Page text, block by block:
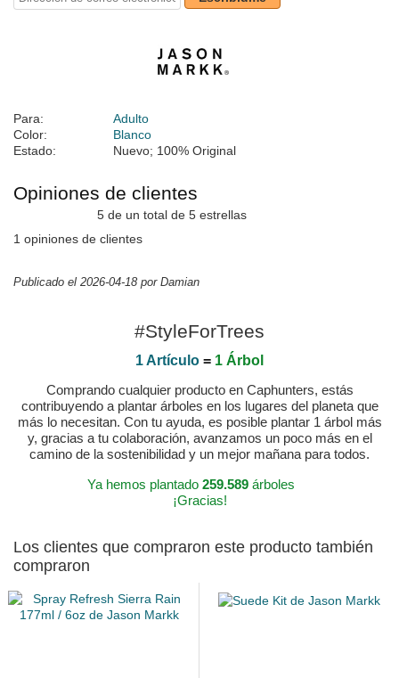
Para:
Adulto
Color:
Blanco
Estado:
Nuevo; 100% Original
Opiniones de clientes
5 de un total de 5 estrellas
1 opiniones de clientes
Publicado el 2026-04-18 por Damian
#StyleForTrees
1 Artículo = 1 Árbol
Comprando cualquier producto en Caphunters, estás
contribuyendo a plantar árboles en los lugares del planeta que
más lo necesitan. Con tu ayuda, es posible plantar 1 árbol más
y, gracias a tu colaboración, avanzamos un poco más en el
camino de la sostenibilidad y un mejor mañana para todos.
Ya hemos plantado 259.589 árboles
¡Gracias!
Los clientes que compraron este producto también
compraron